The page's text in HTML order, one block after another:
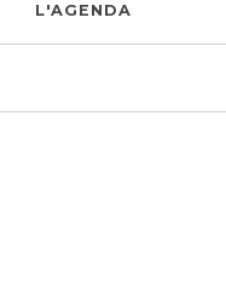
L'AGENDA